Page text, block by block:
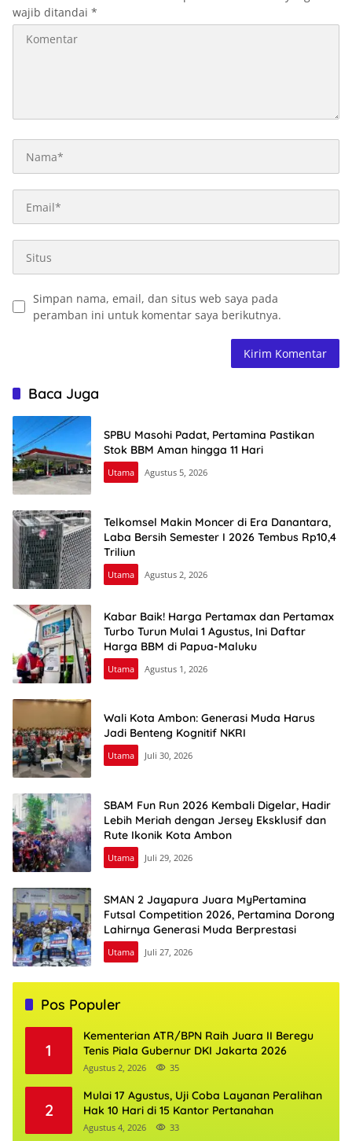
wajib ditandai *
Simpan nama, email, dan situs web saya pada
peramban ini untuk komentar saya berikutnya.
Baca Juga
SPBU Masohi Padat, Pertamina Pastikan
Stok BBM Aman hingga 11 Hari
Utama Agustus 5, 2026
Telkomsel Makin Moncer di Era Danantara,
Laba Bersih Semester I 2026 Tembus Rp10,4
Triliun
Utama Agustus 2, 2026
Kabar Baik! Harga Pertamax dan Pertamax
Turbo Turun Mulai 1 Agustus, Ini Daftar
Harga BBM di Papua-Maluku
Utama Agustus 1, 2026
Wali Kota Ambon: Generasi Muda Harus
Jadi Benteng Kognitif NKRI
Utama Juli 30, 2026
SBAM Fun Run 2026 Kembali Digelar, Hadir
Lebih Meriah dengan Jersey Eksklusif dan
Rute Ikonik Kota Ambon
Utama Juli 29, 2026
SMAN 2 Jayapura Juara MyPertamina
Futsal Competition 2026, Pertamina Dorong
Lahirnya Generasi Muda Berprestasi
Utama Juli 27, 2026
Pos Populer
1
Kementerian ATR/BPN Raih Juara II Beregu
Tenis Piala Gubernur DKI Jakarta 2026
Agustus 2, 2026 35
2
Mulai 17 Agustus, Uji Coba Layanan Peralihan
Hak 10 Hari di 15 Kantor Pertanahan
Agustus 4, 2026 33